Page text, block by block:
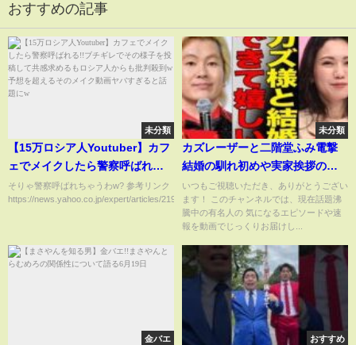
おすすめの記事
未分類
【15万ロシア人Youtuber】カフ
ェでメイクしたら警察呼ばれる!!
ブチギレでその様子を投稿して
共感求めるもロシア人からも批
そりゃ警察呼ばれちゃうわw? 参考リンク
https://news.yahoo.co.jp/expert/articles/2198ab2f...
未分類
カズレーザーと二階堂ふみ電撃
結婚の馴れ初めや実家挨拶の真
相…二階堂ふみの猛烈アプロー
チや「めちゃくちゃ顔がタイ
プ」発言から始まった熱愛に騒
いつもご視聴いただき、ありがとうござい
ます！ このチャンネルでは、現在話題沸
騰中の有名人の 気になるエピソードや速
報を動画でじっくりお届けし...
金バエ おすすめ